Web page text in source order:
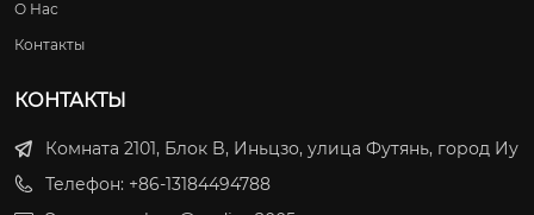
О Нас
Контакты
КОНТАКТЫ
Комната 2101, Блок B, Иньцзо, улица Футянь, город Иу
Телефон: +86-13184494788